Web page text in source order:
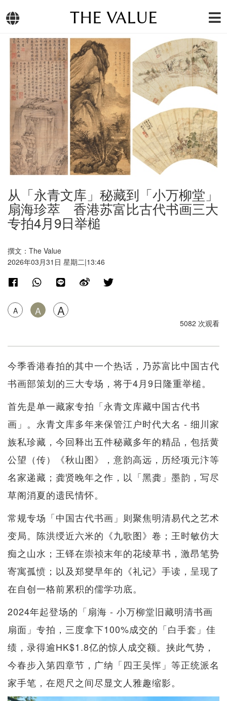
THE VALUE
从「永青文库」秘藏到「小万柳堂」
扇海珍萃 香港苏富比古代书画三大
专拍4月9日举槌
撰文：The Value
2026年03月31日 星期二|13:46
A A A
5082 次观看
今季香港春拍的其中一个热话，乃苏富比中国古代
书画部策划的三大专场，将于4月9日隆重举槌。
首先是单一藏家专拍「永青文库藏中国古代书
画」。永青文库多年来保管江户时代大名 - 细川家
族私珍藏，今回释出五件秘藏多年的精品，包括黄
公望（传）《秋山图》，意韵高远，历经项元汴等
名家递藏；龚贤晚年之作，以「黑龚」墨韵，写尽
草阁消夏的遗民情怀。
常规专场「中国古代书画」则聚焦明清易代之艺术
变局。陈洪绶近六米的《九歌图》卷；王时敏仿大
痴之山水；王铎在崇祯末年的花绫草书，激昂笔势
寄寓孤愤；以及郑燮早年的《礼记》手读，呈现了
在自创一格前累积的儒学功底。
2024年起登场的「扇海 - 小万柳堂旧藏明清书画
扇面」专拍，三度拿下100%成交的「白手套」佳
绩，录得逾HK$1.8亿的惊人成交额。挟此气势，
今春步入第四章节，广纳「四王吴恽」等正统派名
家手笔，在咫尺之间尽显文人雅趣缩影。